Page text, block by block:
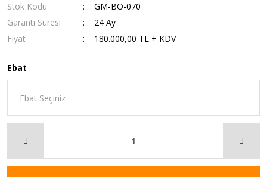
Stok Kodu
GM-BO-070
Garanti Süresi
24 Ay
Fiyat
180.000,00 TL + KDV
Ebat